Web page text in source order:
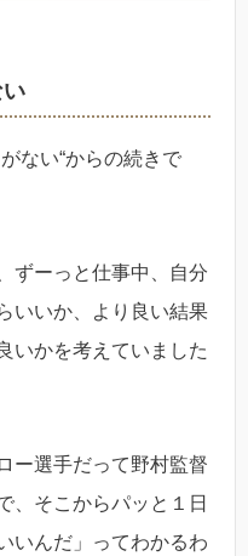
ない“からの続きで
ずーっと仕事中、自分
いいか、より良い結果
いかを考えていました
ー選手だって野村監督
、そこからパッと１日
いんだ」ってわかるわ